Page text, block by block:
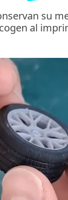
su
al